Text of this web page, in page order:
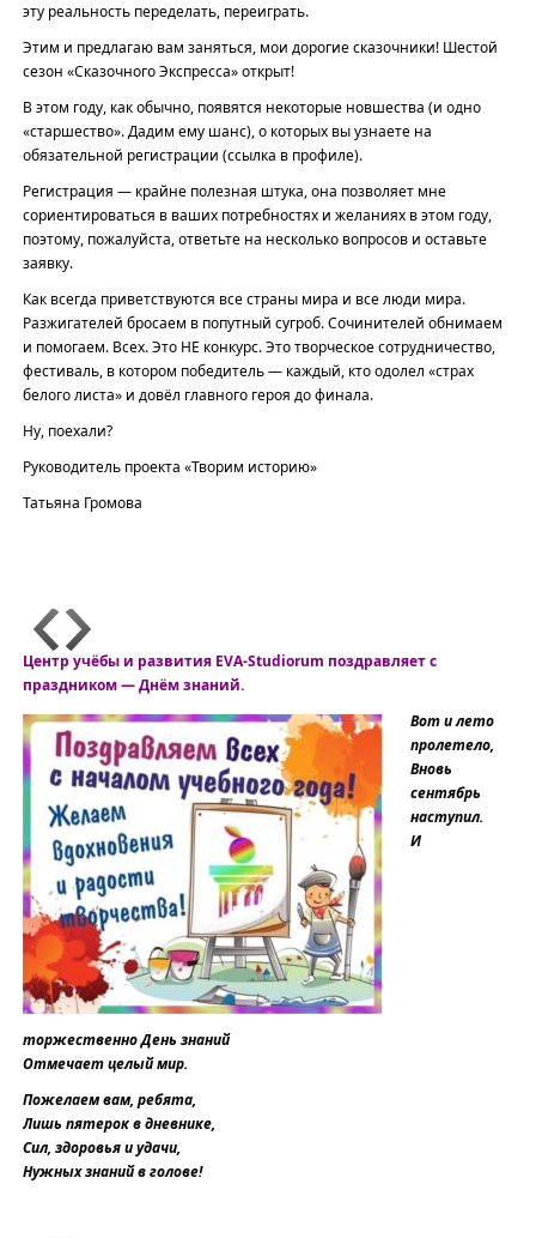
эту реальность переделать, переиграть.
Этим и предлагаю вам заняться, мои дорогие сказочники! Шестой
сезон «Сказочного Экспресса» открыт!
В этом году, как обычно, появятся некоторые новшества (и одно
«старшество». Дадим ему шанс), о которых вы узнаете на
обязательной регистрации (ссылка в профиле).
Регистрация — крайне полезная штука, она позволяет мне
сориентироваться в ваших потребностях и желаниях в этом году,
поэтому, пожалуйста, ответьте на несколько вопросов и оставьте
заявку.
Как всегда приветствуются все страны мира и все люди мира.
Разжигателей бросаем в попутный сугроб. Сочинителей обнимаем
и помогаем. Всех. Это НЕ конкурс. Это творческое сотрудничество,
фестиваль, в котором победитель — каждый, кто одолел «страх
белого листа» и довёл главного героя до финала.
Ну, поехали?
Руководитель проекта «Творим историю»
Татьяна Громова
Центр учёбы и развития EVA-Studiorum поздравляет с
праздником — Днём знаний.
Вот и лето
пролетело,
Вновь
сентябрь
наступил.
И
торжественно День знаний
Отмечает целый мир.
Пожелаем вам, ребята,
Лишь пятерок в дневнике,
Сил, здоровья и удачи,
Нужных знаний в голове!